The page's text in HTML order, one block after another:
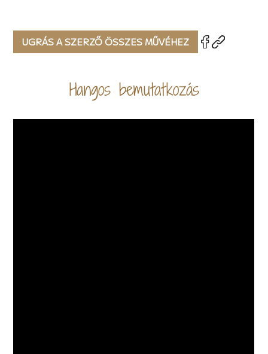
UGRÁS A SZERZŐ ÖSSZES MŰVÉHEZ
Hangos bemutatkozás